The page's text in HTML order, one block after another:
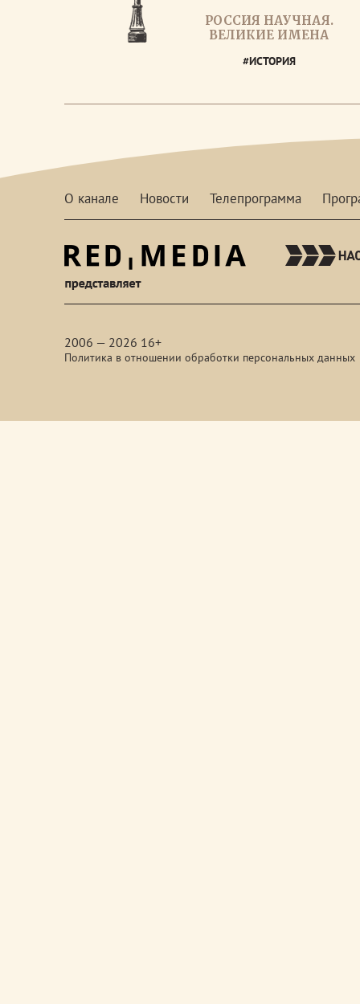
РОССИЯ НАУЧНАЯ.
ВЕЛИКИЕ ИМЕНА
#ИСТОРИЯ
О канале Новости Телепрограмма
2006 — 2026 16+
Политика в отношении обработки персональных данных